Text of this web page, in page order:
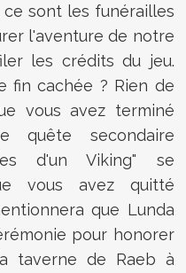
sont les funérailles
l'aventure de notre
les crédits du jeu.
fin cachée ? Rien de
vous avez terminé
quête secondaire
d'un Viking" se
vous avez quitté
que Lunda
pour honorer
taverne de Raeb à